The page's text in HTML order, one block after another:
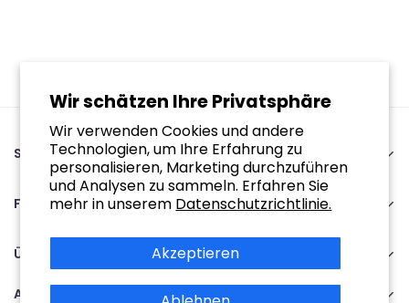
Wir schätzen Ihre Privatsphäre
Wir verwenden Cookies und andere
Technologien, um Ihre Erfahrung zu
personalisieren, Marketing durchzuführen
und Analysen zu sammeln. Erfahren Sie
mehr in unserem Datenschutzrichtlinie.
Akzeptieren
SupplySwap
89243641 | NL864921925B01
Oude staat 15A 6118AW Nieuwstadt
+31467908091
Service@supplyswap.com
Für Sie
Verfolgen Sie Ihre Bestellung
Über uns
Kontakt
Über Uns
Suche
Abonnieren